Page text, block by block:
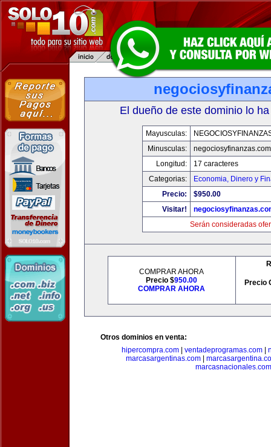
El dueño de este dominio lo
Mayusculas:
Minusculas:
negociosyfinanzas.com
Longitud:
17 caracteres
Categorias:
Economia, Dinero y
Precio:
$950.00
Visitar!
Serán consideradas
COMPRAR AHORA
Precio $950.00
COMPRAR AHORA
Precio
Otros dominios en venta:
hipercompra.com
ventadeprogramas.com
marcasargentinas.com
marcasnacionales.com